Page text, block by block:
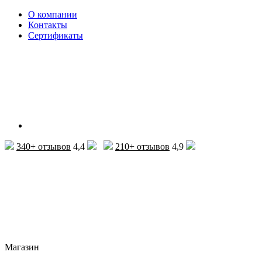
О компании
Контакты
Сертификаты
340+ отзывов 4,4 210+ отзывов 4,9
Магазин